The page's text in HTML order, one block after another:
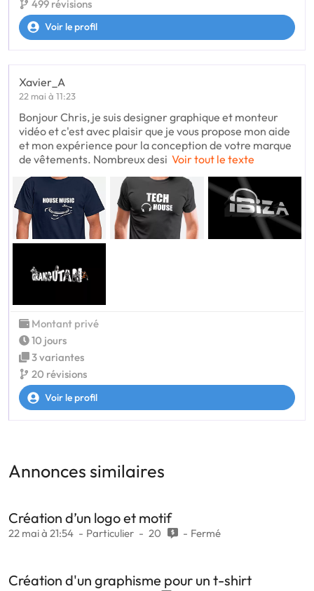
499 révisions
Voir le profil
Xavier_A
22 mai à 11:23
Bonjour Chris, je suis designer graphique et monteur
vidéo et c'est avec plaisir que je vous propose mon aide
et mon expérience pour la conception de votre marque
de vêtements. Nombreux desi Voir tout le texte
Montant privé
10 jours
3 variantes
20 révisions
Voir le profil
Annonces similaires
Création d’un logo et motif
22 mai à 21:54 Particulier 20 Fermé
Création d'un graphisme pour un t-shirt